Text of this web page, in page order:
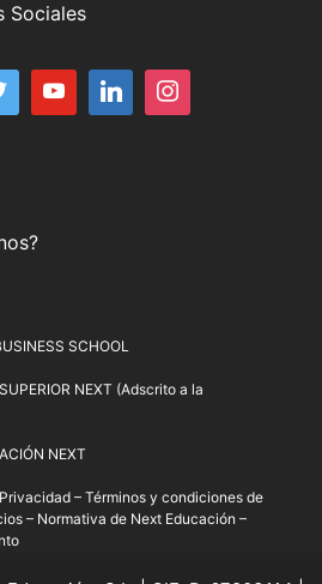
Sociales
SCHOOL
NEXT (Adscrito a la
NEXT
– Términos y condiciones de
– Normativa de Next Educación –